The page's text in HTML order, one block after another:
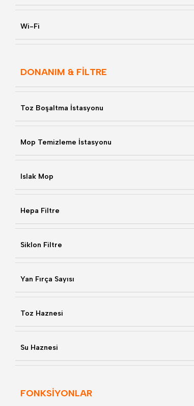
Wi-Fi
DONANIM & FİLTRE
Toz Boşaltma İstasyonu
Mop Temizleme İstasyonu
Islak Mop
Hepa Filtre
Siklon Filtre
Yan Fırça Sayısı
Toz Haznesi
Su Haznesi
FONKSİYONLAR